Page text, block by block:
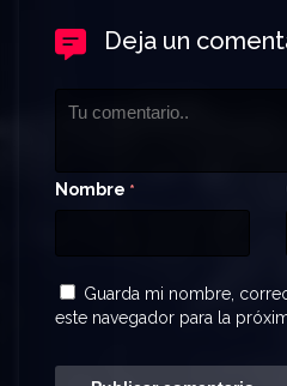
Deja un
Nombre *
Guarda mi nombre,
este navegador para la